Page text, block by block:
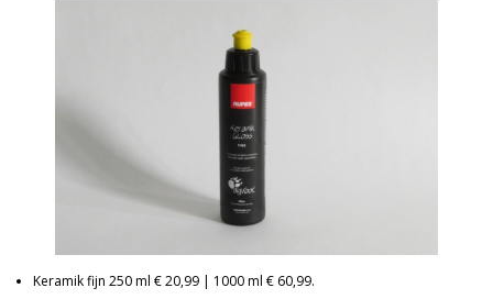
Keramik fijn 250 ml € 20,99 | 1000 ml € 60,99.